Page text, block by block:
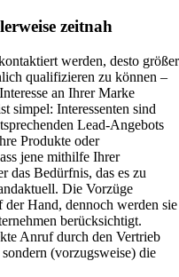
zeitnah
werden, desto größer
qualifizieren zu können –
an Ihrer Marke
simpel: Interessenten sind
Lead-Angebots
Produkte oder
jene mithilfe Ihrer
das Bedürfnis, das es zu
Die Vorzüge
Hand, dennoch werden sie
berücksichtigt.
Anruf durch den Vertrieb
(vorzugsweise) die